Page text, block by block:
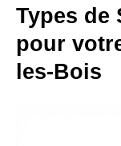
Types de
pour
les-Bois